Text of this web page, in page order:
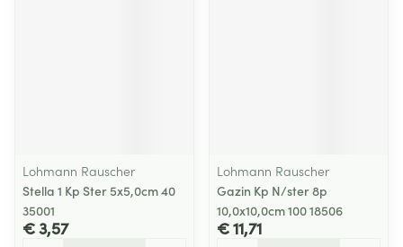
Lohmann Rauscher
Stella 1 Kp Ster 5x5,0cm 40
35001
€ 3,57
Lohmann Rauscher
Gazin Kp N/ster 8p
10,0x10,0cm 100 18506
€ 11,71